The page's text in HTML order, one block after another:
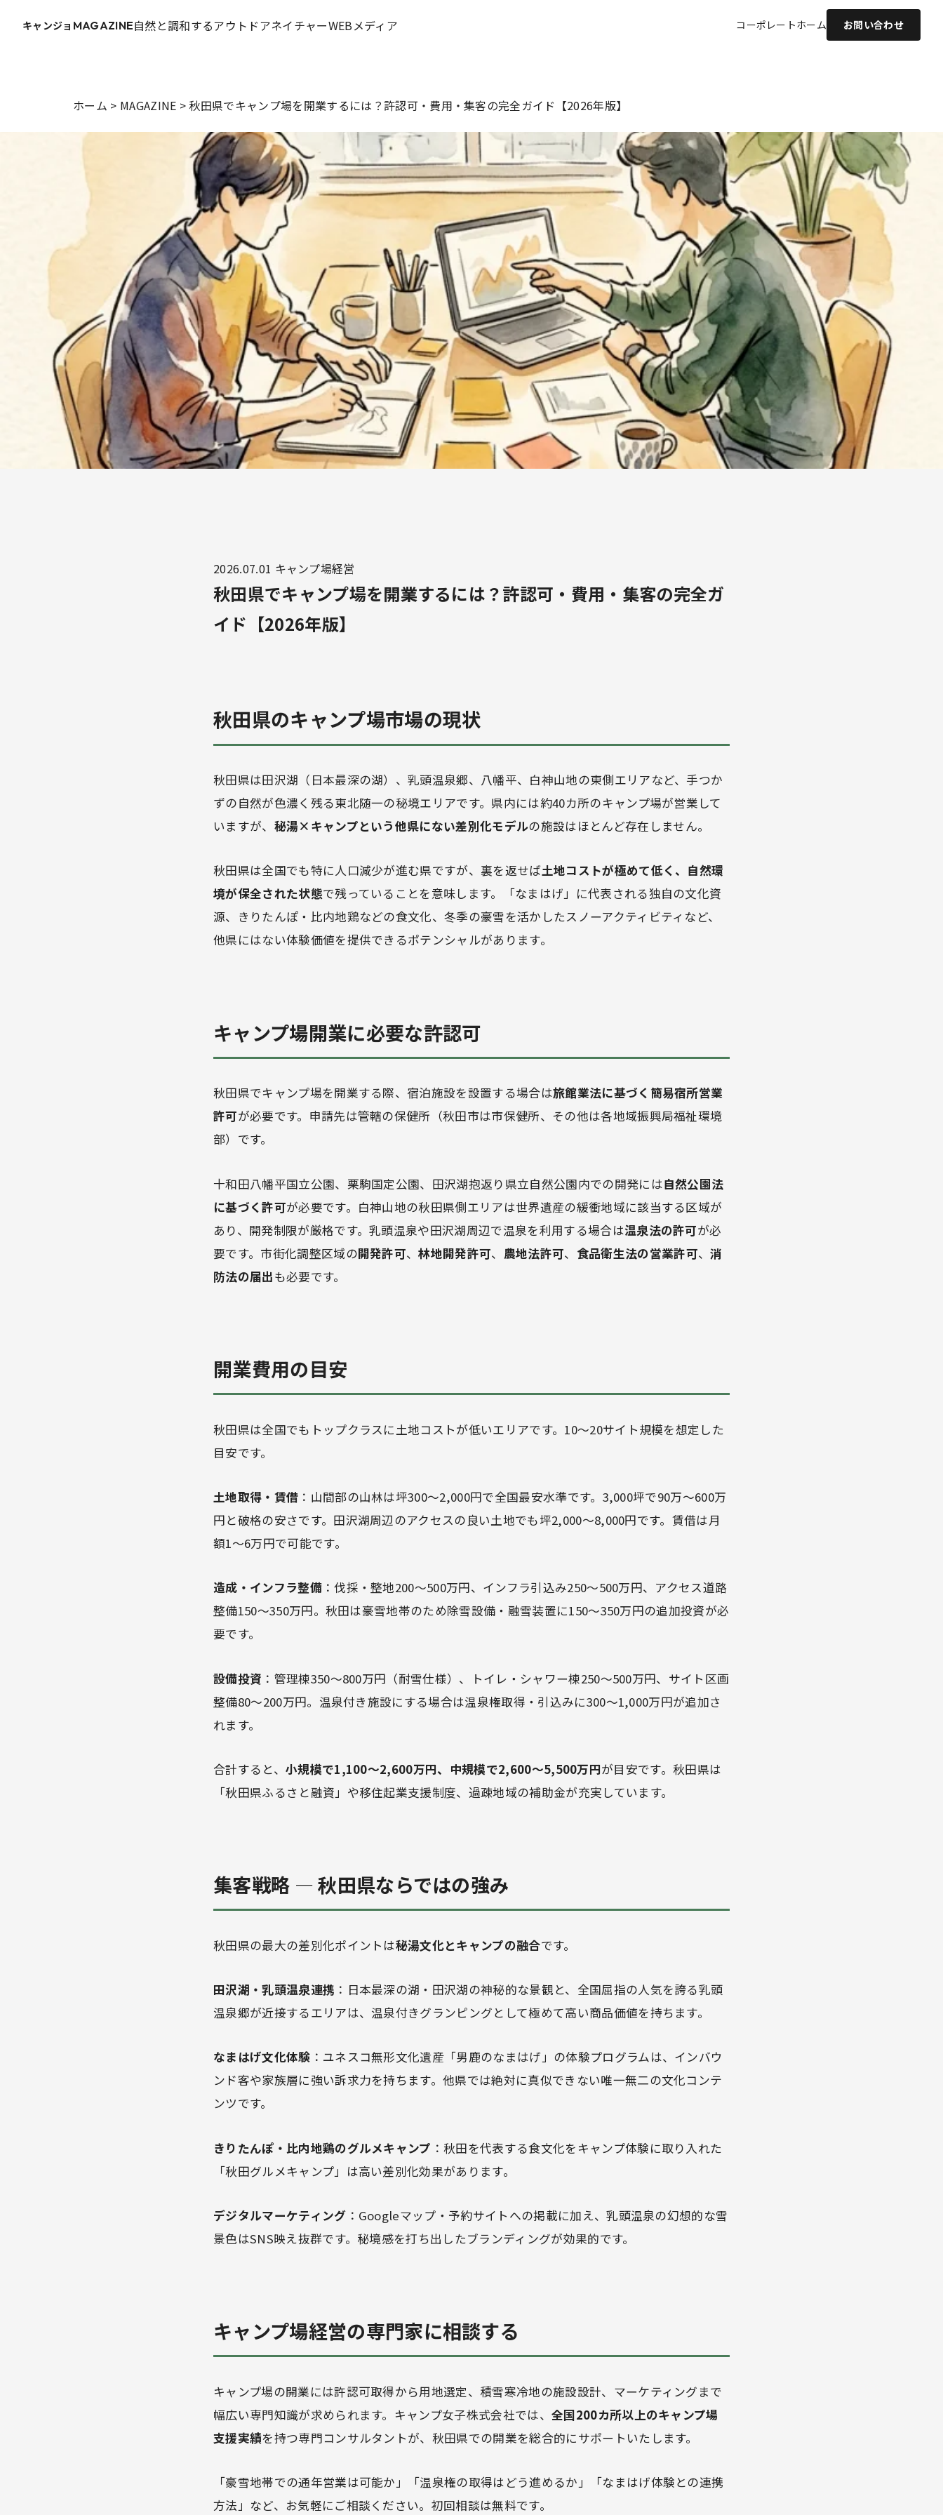
キャンジョ MAGAZINE自然と調和するアウトドアネイチャーWEBメディア コーポレートホーム お問い合わせ
ホーム > MAGAZINE > 秋田県でキャンプ場を開業するには？許認可・費用・集客の完全ガイド【2026年版】
2026.07.01 キャンプ場経営
秋田県でキャンプ場を開業するには？許認可・費用・集客の完全ガ
イド【2026年版】
秋田県のキャンプ場市場の現状
秋田県は田沢湖（日本最深の湖）、乳頭温泉郷、八幡平、白神山地の東側エリアなど、手つか
ずの自然が色濃く残る東北随一の秘境エリアです。県内には約40カ所のキャンプ場が営業して
いますが、 秘湯×キャンプという他県にない差別化モデルの施設はほとんど存在しません。
秋田県は全国でも特に人口減少が進む県ですが、裏を返せば土地コストが極めて低く、自然環
境が保全された状態で残っていることを意味します。「なまはげ」に代表される独自の文化資
源、きりたんぽ・比内地鶏などの食文化、冬季の豪雪を活かしたスノーアクティビティなど、
他県にはない体験価値を提供できるポテンシャルがあります。
キャンプ場開業に必要な許認可
秋田県でキャンプ場を開業する際、宿泊施設を設置する場合は旅館業法に基づく簡易宿所営業
許可が必要です。申請先は管轄の保健所（秋田市は市保健所、その他は各地域振興局福祉環境
部）です。
十和田八幡平国立公園、栗駒国定公園、田沢湖抱返り県立自然公園内での開発には自然公園法
に基づく許可が必要です。白神山地の秋田県側エリアは世界遺産の緩衝地域に該当する区域が
あり、開発制限が厳格です。乳頭温泉や田沢湖周辺で温泉を利用する場合は温泉法の許可が必
要です。市街化調整区域の開発許可、林地開発許可、 農地法許可、 食品衛生法の営業許可、消
防法の届出も必要です。
開業費用の目安
秋田県は全国でもトップクラスに土地コストが低いエリアです。10〜20サイト規模を想定した
目安です。
土地取得・賃借 ：山間部の山林は坪300〜2,000円で全国最安水準です。3,000坪で90万〜600万
円と破格の安さです。田沢湖周辺のアクセスの良い土地でも坪2,000〜8,000円です。賃借は月
額1〜6万円で可能です。
造成・インフラ整備：伐採・整地200〜500万円、インフラ引込み250〜500万円、アクセス道路
整備150〜350万円。秋田は豪雪地帯のため除雪設備・融雪装置に150〜350万円の追加投資が必
要です。
設備投資 ：管理棟350〜800万円（耐雪仕様）、トイレ・シャワー棟250〜500万円、サイト区画
整備80〜200万円。温泉付き施設にする場合は温泉権取得・引込みに300〜1,000万円が追加さ
れます。
合計すると、 小規模で1,100〜2,600万円、中規模で2,600〜5,500万円が目安です。秋田県は
「秋田県ふるさと融資」や移住起業支援制度、過疎地域の補助金が充実しています。
集客戦略 — 秋田県ならではの強み
秋田県の最大の差別化ポイントは秘湯文化とキャンプの融合です。
田沢湖・乳頭温泉連携 ：日本最深の湖・田沢湖の神秘的な景観と、全国屈指の人気を誇る乳頭
温泉郷が近接するエリアは、温泉付きグランピングとして極めて高い商品価値を持ちます。
なまはげ文化体験 ：ユネスコ無形文化遺産「男鹿のなまはげ」の体験プログラムは、インバウ
ンド客や家族層に強い訴求力を持ちます。他県では絶対に真似できない唯一無二の文化コンテ
ンツです。
きりたんぽ・比内地鶏のグルメキャンプ ：秋田を代表する食文化をキャンプ体験に取り入れた
「秋田グルメキャンプ」は高い差別化効果があります。
デジタルマーケティング ：Googleマップ・予約サイトへの掲載に加え、乳頭温泉の幻想的な雪
景色はSNS映え抜群です。秘境感を打ち出したブランディングが効果的です。
キャンプ場経営の専門家に相談する
キャンプ場の開業には許認可取得から用地選定、積雪寒冷地の施設設計、マーケティングまで
幅広い専門知識が求められます。キャンプ女子株式会社では、 全国200カ所以上のキャンプ場
支援実績を持つ専門コンサルタントが、秋田県での開業を総合的にサポートいたします。
「豪雪地帯での通年営業は可能か」「温泉権の取得はどう進めるか」「なまはげ体験との連携
方法」など、お気軽にご相談ください。初回相談は無料です。